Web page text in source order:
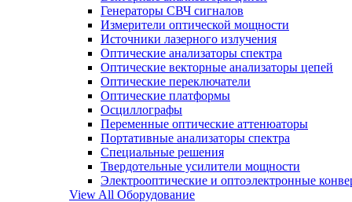
Генераторы СВЧ сигналов
Измерители оптической мощности
Источники лазерного излучения
Оптические анализаторы спектра
Оптические векторные анализаторы цепей
Оптические переключатели
Оптические платформы
Осциллографы
Переменные оптические аттенюаторы
Портативные анализаторы спектра
Специальные решения
Твердотельные усилители мощности
Электрооптические и оптоэлектронные
View All Оборудование